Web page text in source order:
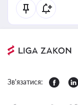
Зв'язатися: